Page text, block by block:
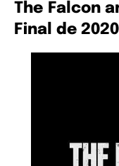
The Falcon
Final de 2020